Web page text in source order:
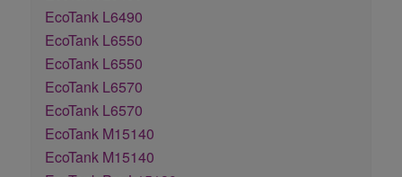
EcoTank L6490
EcoTank L6550
EcoTank L6550
EcoTank L6570
EcoTank L6570
EcoTank M15140
EcoTank M15140